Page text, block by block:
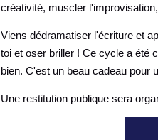
créativité, muscler
Viens dédramatiser l'écriture et
toi et oser briller ! Ce cycle a été
bien. C'est un beau cadeau pour
Une restitution publique sera